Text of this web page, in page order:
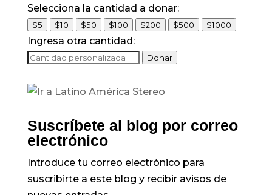
Selecciona la cantidad a donar:
$5 $10 $50 $100 $200 $500 $1000
Ingresa otra cantidad:
Donar
Suscríbete al blog por correo
electrónico
Introduce tu correo electrónico para
suscribirte a este blog y recibir avisos de